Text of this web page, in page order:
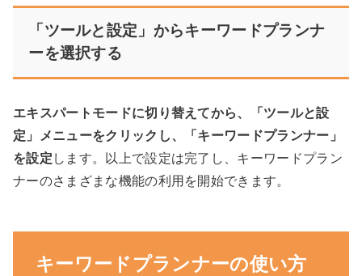
「ツールと設定」からキーワードプランナ
ーを選択する
エキスパートモードに切り替えてから、「ツールと設
定」メニューをクリックし、「キーワードプランナー」
を設定 します。以上で設定は完了し、キーワードプラン
ナーのさまざまな機能の利用を開始できます。
キーワードプランナーの使い方